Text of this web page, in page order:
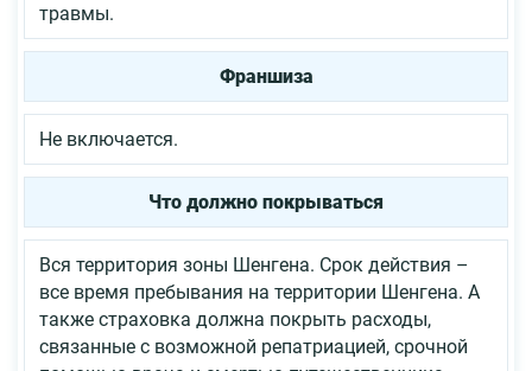
травмы.
Франшиза
Не включается.
Что должно покрываться
Вся территория зоны Шенгена. Срок действия –
все время пребывания на территории Шенгена. А
также страховка должна покрыть расходы,
связанные с возможной репатриацией, срочной